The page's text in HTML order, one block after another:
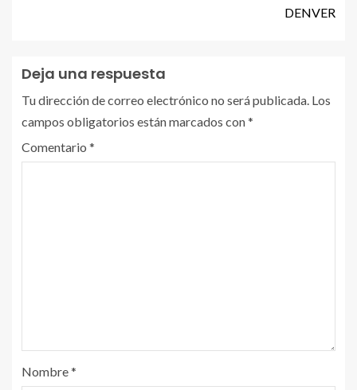
DENVER
Deja una respuesta
Tu dirección de correo electrónico no será publicada. Los
campos obligatorios están marcados con*
Comentario *
Nombre*